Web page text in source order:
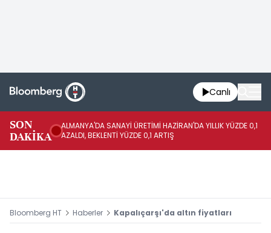
Canlı
SON
DAKİKA
ALMANYA'DA SANAYİ ÜRETİMİ HAZİRAN'DA YILLIK YÜZDE 0,1
AZALDI, BEKLENTİ YÜZDE 0,1 ARTIŞ
Bloomberg HT Haberler Kapalıçarşı'da altın fiyatları